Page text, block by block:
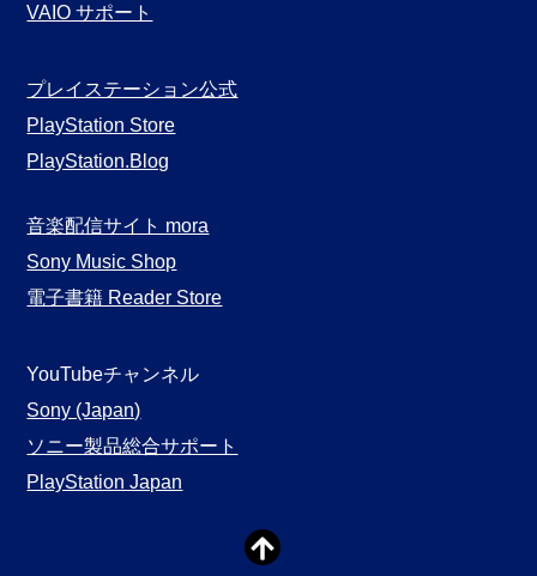
VAIO サポート
プレイステーション公式
PlayStation Store
PlayStation.Blog
音楽配信サイト mora
Sony Music Shop
電子書籍 Reader Store
YouTubeチャンネル
Sony (Japan)
ソニー製品総合サポート
PlayStation Japan